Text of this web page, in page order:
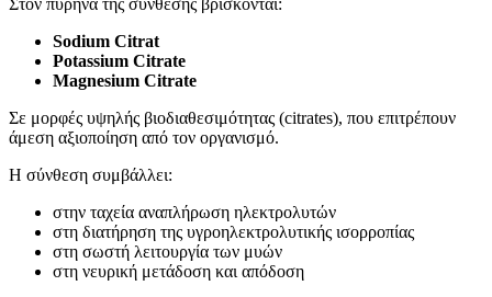
Sodium Citrat
Potassium Citrate
Magnesium Citrate
Σε μορφές υψηλής βιοδιαθεσιμότητας (citrates), που επιτρέπουν
άμεση αξιοποίηση από τον οργανισμό.
Η σύνθεση συμβάλλει:
στην ταχεία αναπλήρωση ηλεκτρολυτών
στη διατήρηση της υγροηλεκτρολυτικής ισορροπίας
στη σωστή λειτουργία των μυών
στη νευρική μετάδοση και απόδοση